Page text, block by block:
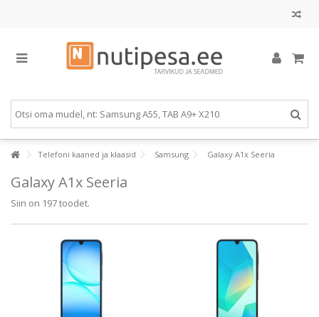
Telefoni kaaned ja klaasid Samsung Galaxy A1x Seeria
Galaxy A1x Seeria
Siin on 197 toodet.